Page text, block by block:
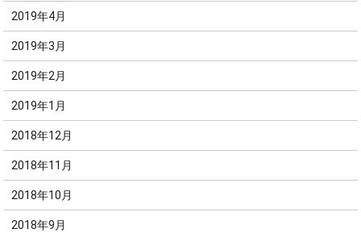
2019年4月
2019年3月
2019年2月
2019年1月
2018年12月
2018年11月
2018年10月
2018年9月